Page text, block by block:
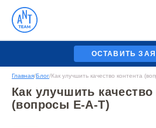
ОСТАВИТЬ
Главная/Блог/Как улучшить качество контента
Как улучшить качество
(вопросы E-A-T)